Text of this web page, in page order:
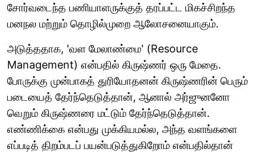
சோர்வடைந்த பணியாளருக்குத் தரப்பட்ட மிகச்சிறந்த
மனநல மற்றும் தொழில்முறை ஆலோசனையாகும்.
அடுத்ததாக, 'வள மேலாண்மை' (Resource
Management) என்பதில் கிருஷ்ணர் ஒரு மேதை.
போருக்கு முன்பாகத் துரியோதனன் கிருஷ்ணரின் பெரும்
படையைத் தேர்ந்தெடுத்தான், ஆனால் அர்ஜுனனோ
வெறும் கிருஷ்ணரை மட்டும் தேர்ந்தெடுத்தான்.
எண்ணிக்கை என்பது முக்கியமல்ல, அந்த வளங்களை
எப்படித் திறம்படப் பயன்படுத்துகிறோம் என்பதில்தான்